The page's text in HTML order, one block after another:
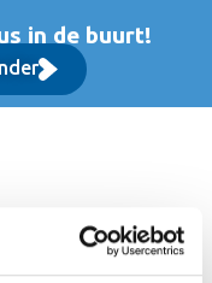
in de buurt!